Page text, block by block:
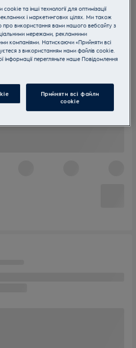
та інші технології для оптимізації
і маркетингових цілях. Ми також
про використання вами нашого вебсайту з
мережами, рекламними
компаніями. Натискаючи «Прийняти всі
з використанням нами файлів cookie.
перегляньте наше Пoвідомлення
Прийняти всі файли
сookie